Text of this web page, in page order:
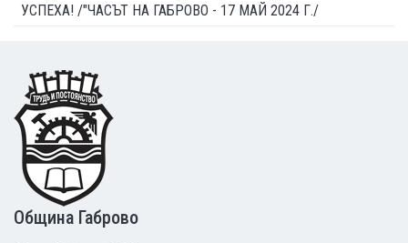
УСПЕХА! /"ЧАСЪТ НА ГАБРОВО - 17 МАЙ 2024 Г./
Footer
Община Габрово